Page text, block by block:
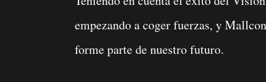
empezando a coger fuerzas, y
forme parte de nuestro futuro.